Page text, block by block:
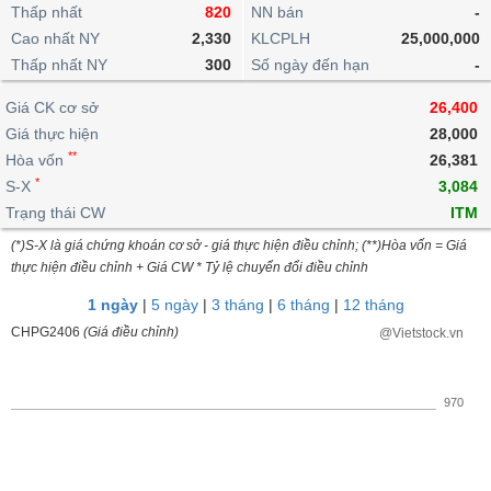
lỗ
dịch
nội
Niên
giám
Tài
liệu
cổ
Định
giá
ngoài
doanh
Top
cổ
phiếu
ngành
dịch
Chứng
quyền
quan
Thống
giao
dịch
Thống
giao
dịch
Tin
tức
Phân
tích
kỹ
thuật
trực
tuyến
Bộ
lọc
cổ
So
Vĩ
mô
lai
Chứng
quyền
Trái
phiếu
IR
Awards
tạo
Dịch
vụ
Thấp nhất
820
Cao nhất NY
2,330
Thấp nhất NY
300
NN bán
-
KLCPLH
25,000,000
Số ngày đến hạn
-
Giá CK cơ sở
26,400
Giá thực hiện
28,000
Hòa vốn **
26,381
S-X *
3,084
Trạng thái CW
ITM
(*)S-X là giá chứng khoán cơ sở - giá thực hiện điều chỉnh; (**)Hòa vốn = Giá
thực hiện điều chỉnh + Giá CW * Tỷ lệ chuyển đổi điều chỉnh
1 ngày| 5 ngày| 3 tháng | 6 tháng | 12 tháng
CHPG2406 (Giá điều chỉnh) @Vietstock.vn
970
BẤT
ĐỘNG
SẢN
TÀI
CHÍNH
HÀNG